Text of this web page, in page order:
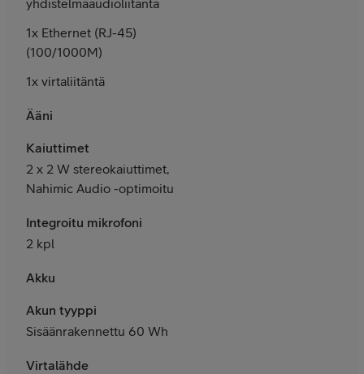
1x Ethernet (RJ-45)
(100/1000M)
1x virtaliitäntä
Ääni
Kaiuttimet
2 x 2 W stereokaiuttimet,
Nahimic Audio -optimoitu
Integroitu mikrofoni
2 kpl
Akku
Akun tyyppi
Sisäänrakennettu 60 Wh
Virtalähde